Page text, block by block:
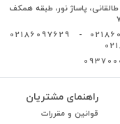
پاساژ نور، طبقه همکف
-
02186097629
راهنمای مشتریان
قوانین و مقررات